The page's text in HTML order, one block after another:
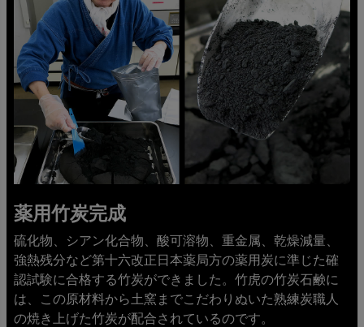
薬用竹炭完成
硫化物、シアン化合物、酸可溶物、重金属、乾燥減量、
強熱残分など第十六改正日本薬局方の薬用炭に準じた確
認試験に合格する竹炭ができました。竹虎の竹炭石鹸に
は、この原材料から土窯までこだわりぬいた熟練炭職人
の焼き上げた竹炭が配合されているのです。